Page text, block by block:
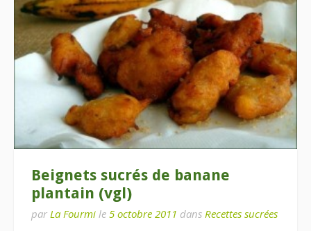
Beignets sucrés de banane
plantain (vgl)
par La Fourmi le 5 octobre 2011 dans Recettes sucrées